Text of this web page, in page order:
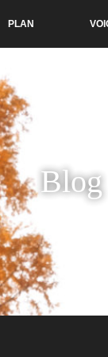
PLAN
Blog